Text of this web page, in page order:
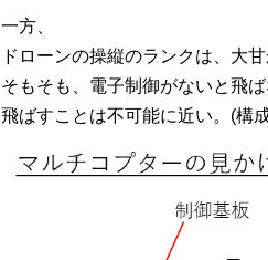
一方、
ドローンの操縦のランクは、大
そもそも、電子制御がないと飛
飛ばすことは不可能に近い。(構